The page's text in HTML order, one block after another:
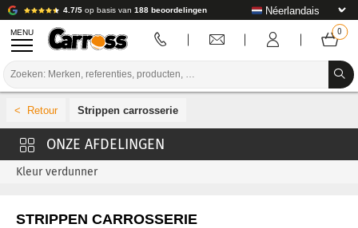
4.7/5 op basis van 188 beoordelingen
MENU
VERBRUIKSARTIKELEN VOOR CARROSSERIE
MERKEN
Strippen carrosserie
Kleur verdunner
STRIPPEN CARROSSERIE